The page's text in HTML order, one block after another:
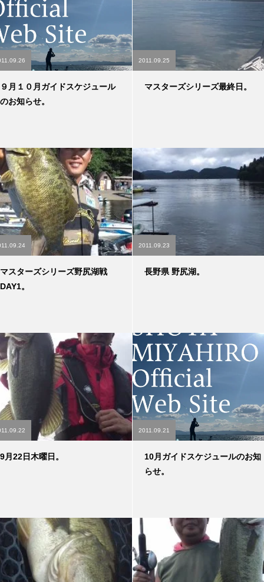
９月１０月ガイドスケジュール
のお知らせ。
2011.09.25
マスターズシリーズ最終日。
マスターズシリーズ野尻湖戦
DAY1。
2011.09.23
長野県 野尻湖。
9月22日木曜日。
2011.09.21
10月ガイドスケジュールのお知
らせ。